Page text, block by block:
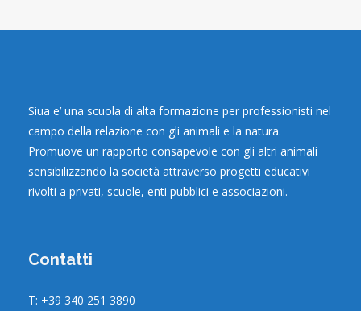
Siua e’ una scuola di alta formazione per professionisti nel
campo della relazione con gli animali e la natura.
Promuove un rapporto consapevole con gli altri animali
sensibilizzando la società attraverso progetti educativi
rivolti a privati, scuole, enti pubblici e associazioni.
Contatti
T: +39 340 251 3890